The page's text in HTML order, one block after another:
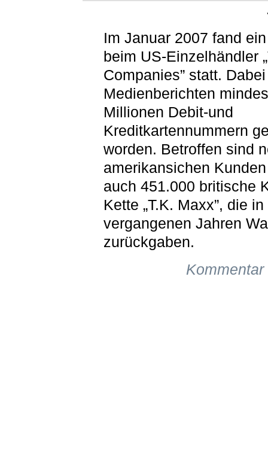
Im Januar 2007 fand
beim US-Einzelhändler
Companies” statt.
Medienberichten
Millionen Debit-und
Kreditkartennummern
worden. Betroffen sind
amerikansichen
auch 451.000 britische
Kette „T.K. Maxx”, die
vergangenen Jahren
zurückgaben.